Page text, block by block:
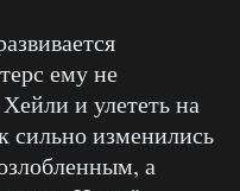
ему не
и улететь на
сильно изменились
а